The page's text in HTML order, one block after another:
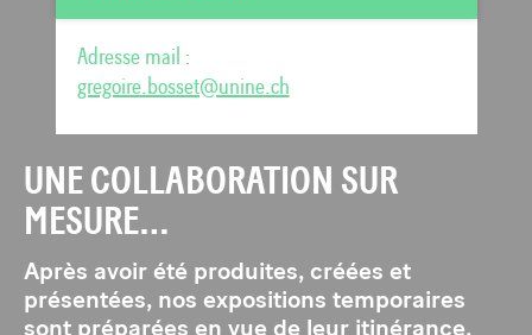
Adresse mail :
gregoire.bosset@unine.ch
UNE COLLABORATION SUR
MESURE…
Après avoir été produites, créées et
présentées, nos expositions temporaires
sont préparées en vue de leur itinérance.